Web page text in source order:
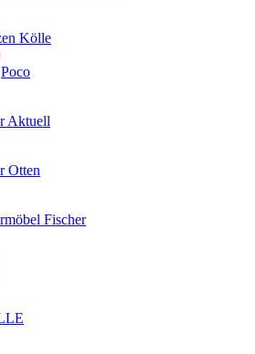
Kölle
Poco
Aktuell
Otten
Fischer